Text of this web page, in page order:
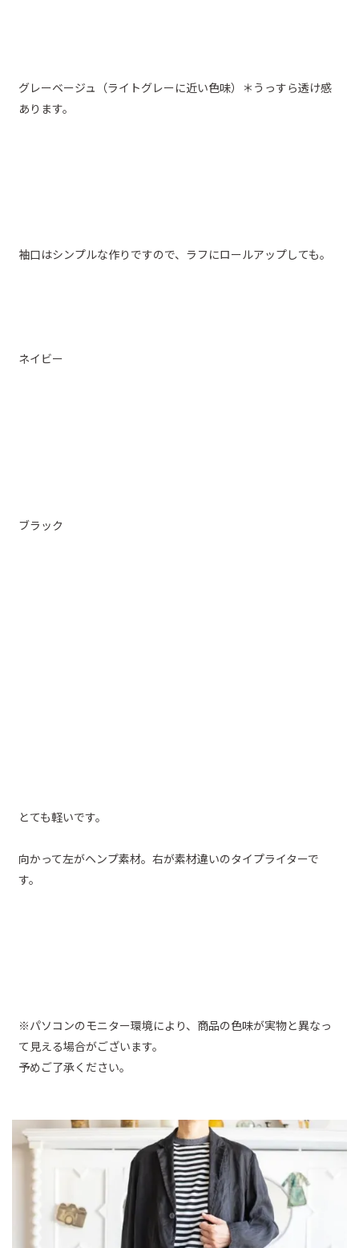
グレーベージュ（ライトグレーに近い色味）＊うっすら透け感
あります。
袖口はシンプルな作りですので、ラフにロールアップしても。
ネイビー
ブラック
とても軽いです。
向かって左がヘンプ素材。右が素材違いのタイプライターで
す。
※パソコンのモニター環境により、商品の色味が実物と異なっ
て見える場合がございます。
予めご了承ください。